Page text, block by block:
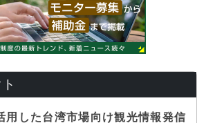
用した台湾市場向け観光情報発信